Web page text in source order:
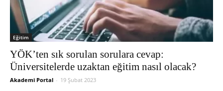
Eğitim
YÖK’ten sık sorulan sorulara cevap:
Üniversitelerde uzaktan eğitim nasıl olacak?
Akademi Portal - 19 Şubat 2023